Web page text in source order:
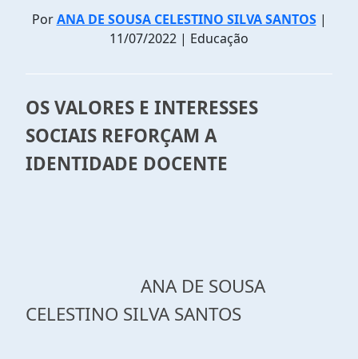
PorANA DE SOUSA CELESTINO SILVA SANTOS|
11/07/2022 | Educação
OS VALORES E INTERESSES
SOCIAIS REFORÇAM A
IDENTIDADE DOCENTE
ANA DE SOUSA
CELESTINO SILVA SANTOS